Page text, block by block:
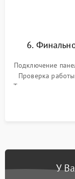
6.
Подключение
Проверка
Тестирование
У